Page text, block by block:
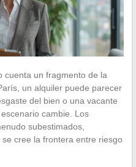
cuenta un fragmento de la
un alquiler puede parecer
del bien o una vacante
cambie. Los
subestimados,
cree la frontera entre riesgo